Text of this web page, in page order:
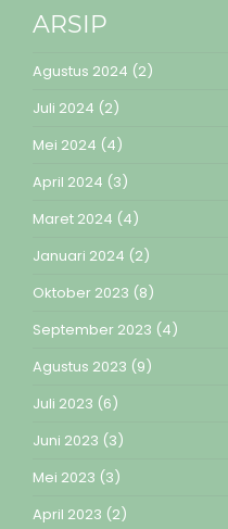
ARSIP
Agustus 2024 (2)
Juli 2024 (2)
Mei 2024 (4)
April 2024 (3)
Maret 2024 (4)
Januari 2024 (2)
Oktober 2023 (8)
September 2023 (4)
Agustus 2023 (9)
Juli 2023 (6)
Juni 2023 (3)
Mei 2023 (3)
April 2023 (2)